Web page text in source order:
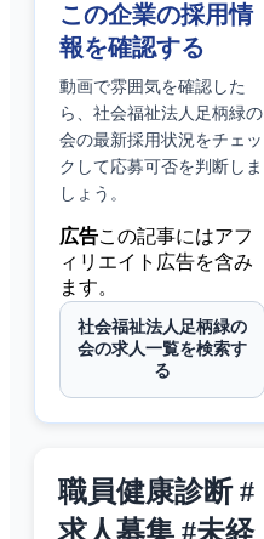
この企業の採用情
報を確認する
動画で雰囲気を確認した
ら、 社会福祉法人足柄緑の
会の最新採用状況をチェッ
クして応募可否を判断しま
しょう。
広告この記事にはアフ
ィリエイト広告を含み
ます。
社会福祉法人足柄緑の
会の求人一覧を検索す
る
職員健康診断 #
求人募集 #未経